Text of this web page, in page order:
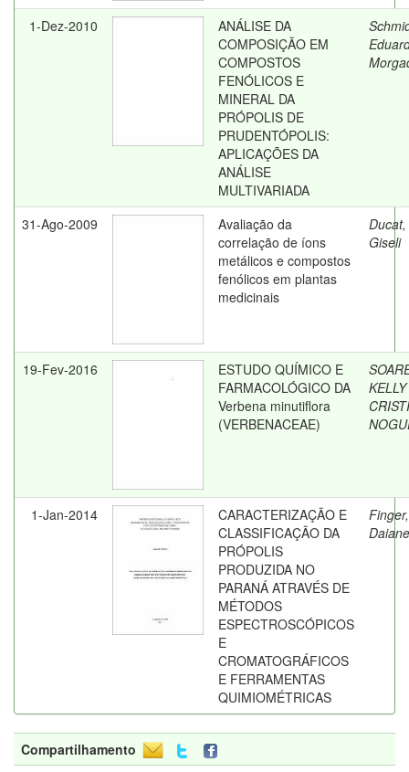
1-Dez-2010
ANÁLISE DA
COMPOSIÇÃO EM
COMPOSTOS
FENÓLICOS E
MINERAL DA
PRÓPOLIS DE
PRUDENTÓPOLIS:
APLICAÇÕES DA
ANÁLISE
MULTIVARIADA
31-Ago-2009
Avaliação da
correlação de íons
metálicos e compostos
fenólicos em plantas
medicinais
Ducat,
Giseli
19-Fev-2016
ESTUDO QUÍMICO E
FARMACOLÓGICO DA
Verbena minutiflora
(VERBENACEAE)
KELLY
1-Jan-2014
CARACTERIZAÇÃO E
CLASSIFICAÇÃO DA
PRÓPOLIS
PRODUZIDA NO
PARANÁ ATRAVÉS DE
MÉTODOS
ESPECTROSCÓPICOS
E
CROMATOGRÁFICOS
E FERRAMENTAS
QUIMIOMÉTRICAS
Finger,
Daiane
Compartilhamento